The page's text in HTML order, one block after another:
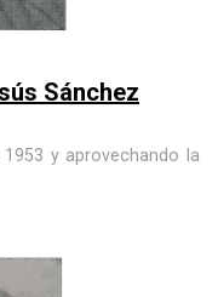
Sánchez
y aprovechando la